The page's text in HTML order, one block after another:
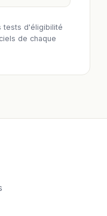
tests d'éligibilité
de chaque